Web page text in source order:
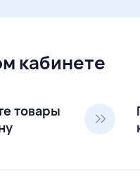
кабинете
товары